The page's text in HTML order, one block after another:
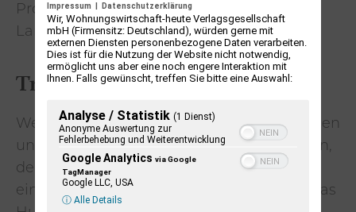
Projekt auch für Gesetzesänderungen auf
Landes- und Bundesebene ein.
Transparenz und das Bündnis
Wer ein Auge darauf hat, dass sich Behörden
und Organisationen angemessen verhalten,
der muss selbst auch transparent und
einwandfrei handeln. Deshalb stellt sich Das
Impressum Datenschutzerklärung
Wir, Wohnungswirtschaft-heute Verlagsgesellschaft
mbH (Firmensitz: Deutschland), würden gerne mit
externen Diensten personenbezogene Daten verarbeiten.
Dies ist für die Nutzung der Website nicht notwendig,
ermöglicht uns aber eine noch engere Interaktion mit
Ihnen. Falls gewünscht, treffen Sie bitte eine Auswahl:
Analyse / Statistik (1 Dienst)
Anonyme Auswertung zur
Fehlerbehebung und Weiterentwicklung
Google Analytics via Google
TagManager
Google LLC, USA
ⓘ Alle Details